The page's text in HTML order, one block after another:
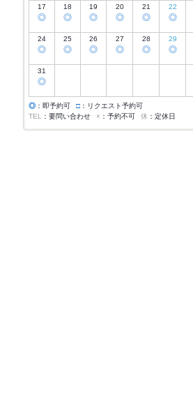
17
◎
18
◎
19
◎
20
◎
21
◎
22
◎
24
◎
25
◎
26
◎
27
◎
28
◎
29
◎
31
◎
◎ ：即予約可 □ ：リクエスト予約可
TEL
：要問い合わせ × ：予約不可 休 ：定休日